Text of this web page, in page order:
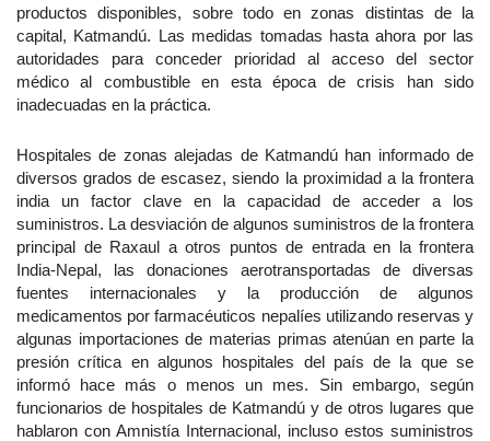
productos disponibles, sobre todo en zonas distintas de la
capital, Katmandú. Las medidas tomadas hasta ahora por las
autoridades para conceder prioridad al acceso del sector
médico al combustible en esta época de crisis han sido
inadecuadas en la práctica.
Hospitales de zonas alejadas de Katmandú han informado de
diversos grados de escasez, siendo la proximidad a la frontera
india un factor clave en la capacidad de acceder a los
suministros. La desviación de algunos suministros de la frontera
principal de Raxaul a otros puntos de entrada en la frontera
India-Nepal, las donaciones aerotransportadas de diversas
fuentes internacionales y la producción de algunos
medicamentos por farmacéuticos nepalíes utilizando reservas y
algunas importaciones de materias primas atenúan en parte la
presión crítica en algunos hospitales del país de la que se
informó hace más o menos un mes. Sin embargo, según
funcionarios de hospitales de Katmandú y de otros lugares que
hablaron con Amnistía Internacional, incluso estos suministros